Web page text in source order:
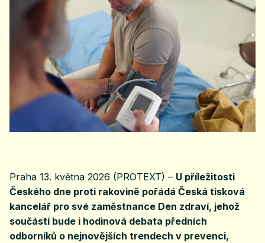
Praha 13. května 2026 (PROTEXT) – U příležitosti
Českého dne proti rakovině pořádá Česká tisková
kancelář pro své zaměstnance Den zdraví, jehož
součástí bude i hodinová debata předních
odborníků o nejnovějších trendech v prevenci,